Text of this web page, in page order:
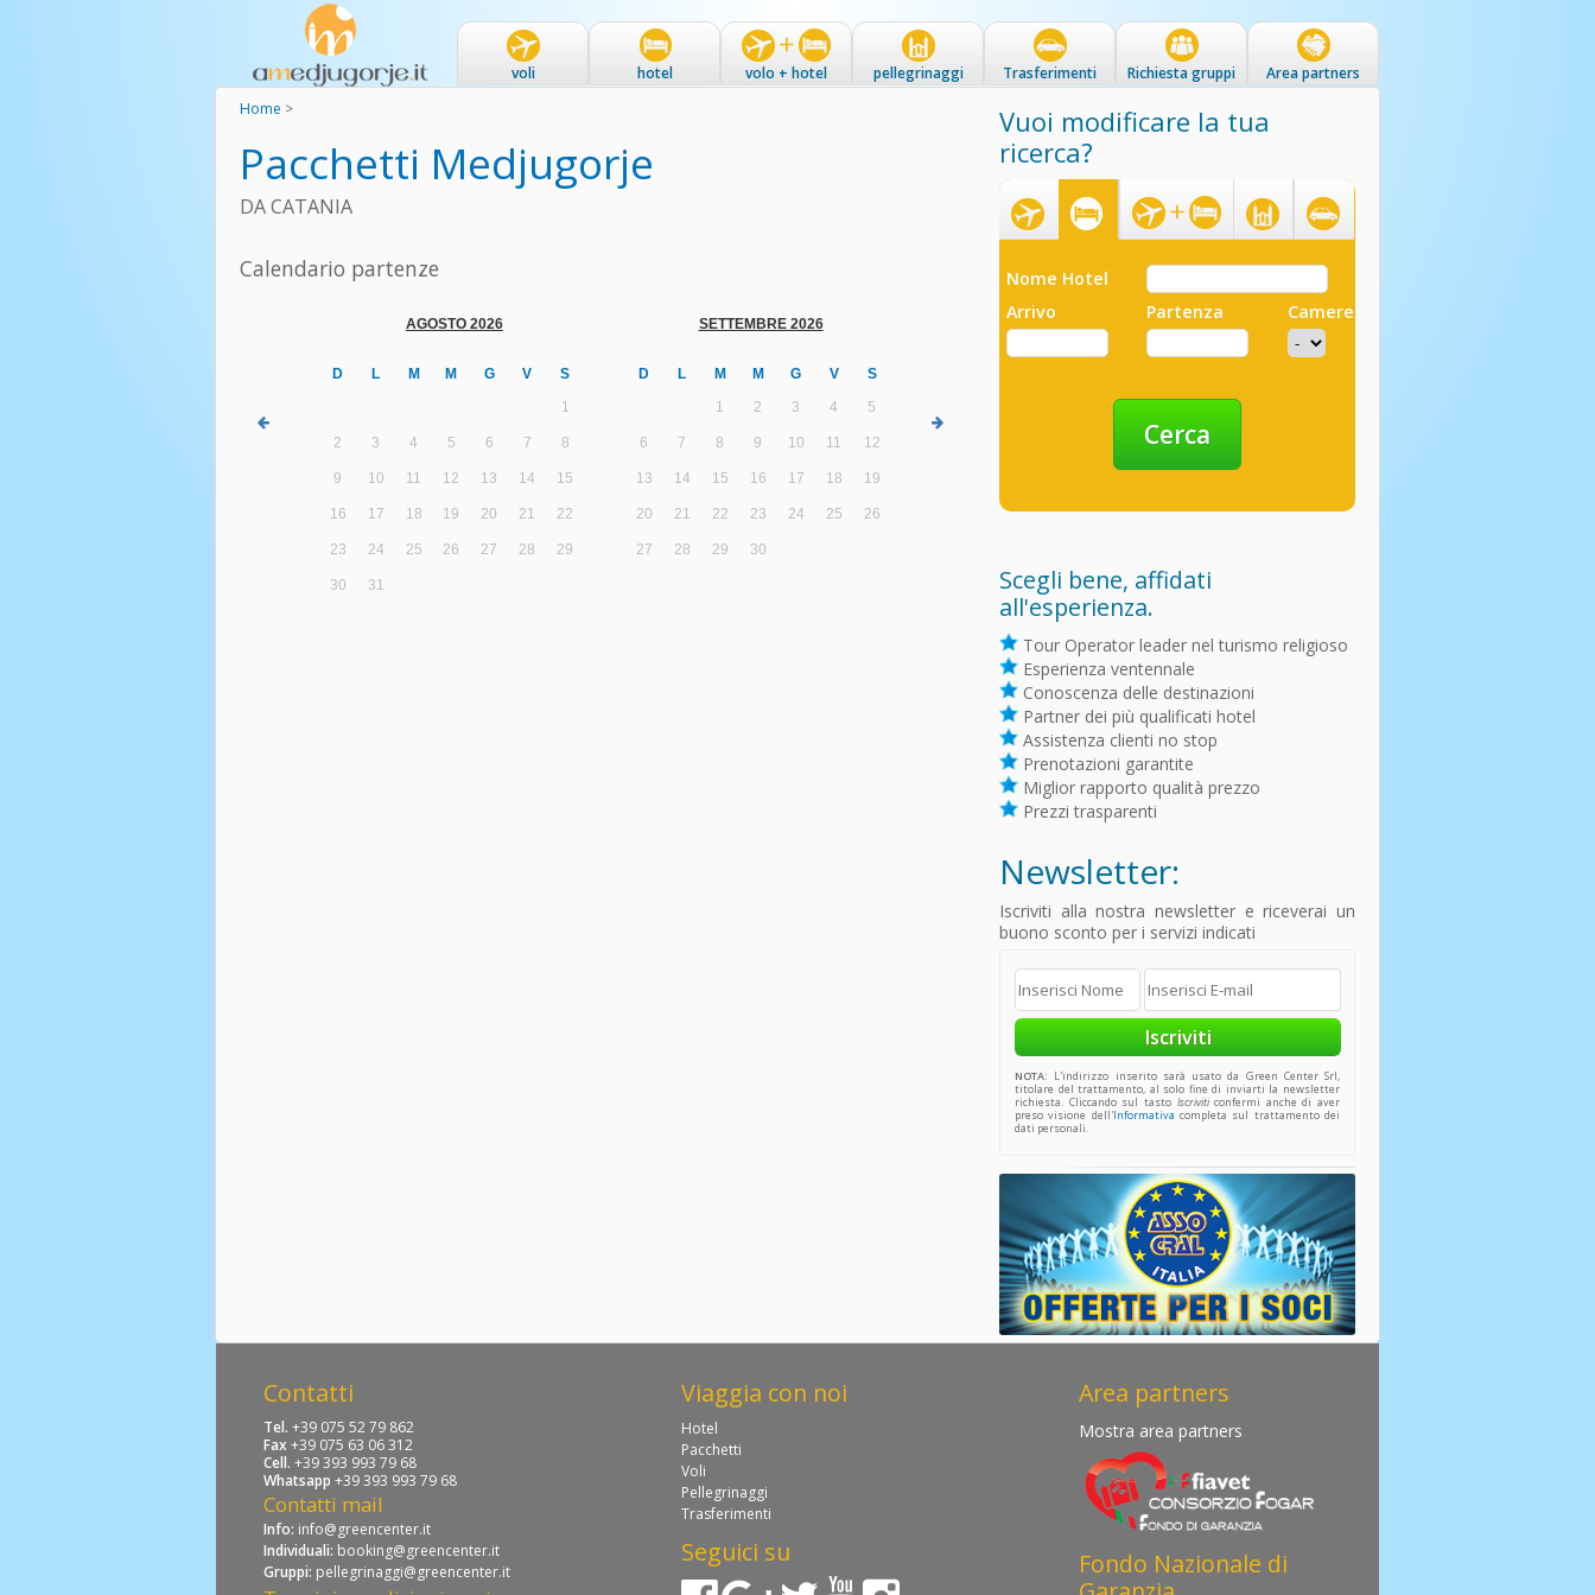
voli hotel volo + hotel pellegrinaggi Trasferimenti Richiesta gruppi
Area partners
Home >
Pacchetti Medjugorje
DA CATANIA
Calendario partenze
Vuoi modificare la tua
ricerca?
Voli Hotel Pacchetti PellegrinaggiTrasferimenti
Nome Hotel
Arrivo
Partenza Camere
Scegli bene, affidati
all'esperienza.
Tour Operator leader nel turismo religioso
Esperienza ventennale
Conoscenza delle destinazioni
Partner dei più qualificati hotel
Assistenza clienti no stop
Prenotazioni garantite
Miglior rapporto qualità prezzo
Prezzi trasparenti
Newsletter:
Iscriviti alla nostra newsletter e riceverai un
buono sconto per i servizi indicati
NOTA: L'indirizzo inserito sarà usato da Green Center Srl,
titolare del trattamento, al solo fine di inviarti la newsletter
richiesta. Cliccando sul tasto Iscriviticonfermi anche di aver
preso visione dell'Informativa completa sul trattamento dei
dati personali.
Contatti
Tel. +39 075 52 79 862
Fax +39 075 63 06 312
Cell. +39 393 993 79 68
Whatsapp +39 393 993 79 68
Contatti mail
Info: info@greencenter.it
Individuali: booking@greencenter.it
Gruppi: pellegrinaggi@greencenter.it
Viaggia con noi
Hotel
Pacchetti
Voli
Pellegrinaggi
Trasferimenti
Seguici su
Area partners
Mostra area partners
Fondo Nazionale di